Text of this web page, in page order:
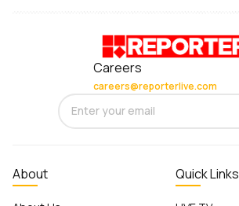
Careers
careers@reporterlive.com
About Quick Links